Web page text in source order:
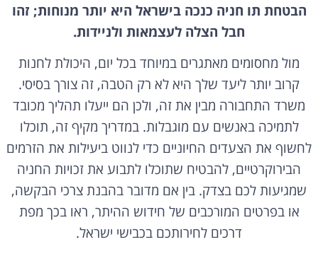
הבטחת תו חניה כנכה בישראל היא יותר מנוחות; זהו
חבל הצלה לעצמאות ולניידות.
מול מחסומים מאתגרים במיוחד בכל יום, היכולת לחנות
קרוב יותר ליעד שלך היא לא רק הטבה, זה צורך בסיסי.
משרד התחבורה מבין את זה, ולכן הם ייעלו תהליך מכובד
לתמיכה באנשים עם מוגבלות. במדריך מקיף זה, תוכלו
לחשוף את הצעדים החיוניים כדי לנווט ביעילות את הזרמים
הבירוקרטיים, להבטיח שתוכלו לתבוע את זכויות החניה
שמגיעות לכם בצדק. בין אם מדובר בהבנת צרכי הבקשה,
או בפרטים המורכבים של חידוש ההיתר, ראו בכך מפת
דרכים לחירותכם בכבישי ישראל.